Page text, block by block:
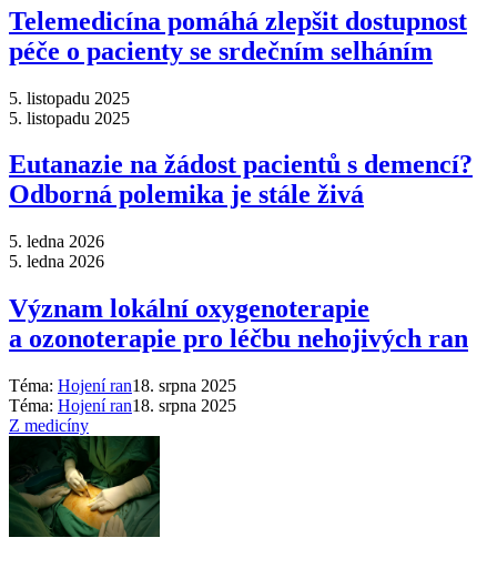
Telemedicína pomáhá zlepšit dostupnost
péče o pacienty se srdečním selháním
5. listopadu 2025
5. listopadu 2025
Eutanazie na žádost pacientů s demencí?
Odborná polemika je stále živá
5. ledna 2026
5. ledna 2026
Význam lokální oxygenoterapie
a ozonoterapie pro léčbu nehojivých ran
Téma: Hojení ran18. srpna 2025
Téma: Hojení ran18. srpna 2025
Z medicíny